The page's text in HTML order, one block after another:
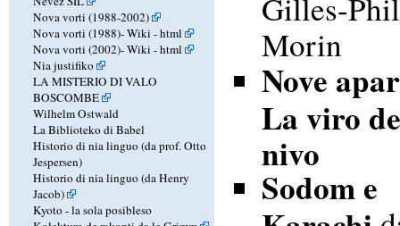
Nova vorti (1988-2002)
Nova vorti (1988)-Wiki -html
Nova vorti (2002)-Wiki -html
Nia justifiko
LA MISTERIO DI VALO
BOSCOMBE
Wilhelm Ostwald
La Biblioteko di Babel
Historio di nia linguo (da prof. Otto
Jespersen)
Historio di nia linguo (da Henry
Jacob)
Kyoto - la sola posibleso
Gilles-
Morin
Nove
La viro
nivo
Sodom e